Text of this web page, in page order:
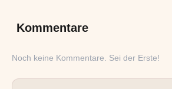
Kommentare
Noch keine Kommentare. Sei der Erste!